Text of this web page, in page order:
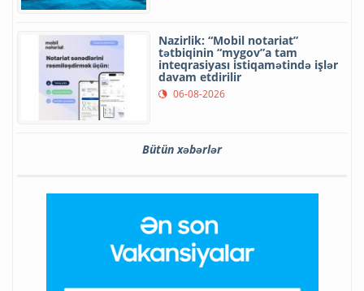
Nazirlik: “Mobil notariat”
tətbiqinin “mygov”a tam
inteqrasiyası istiqamətində işlər
davam etdirilir
06-08-2026
Bütün xəbərlər